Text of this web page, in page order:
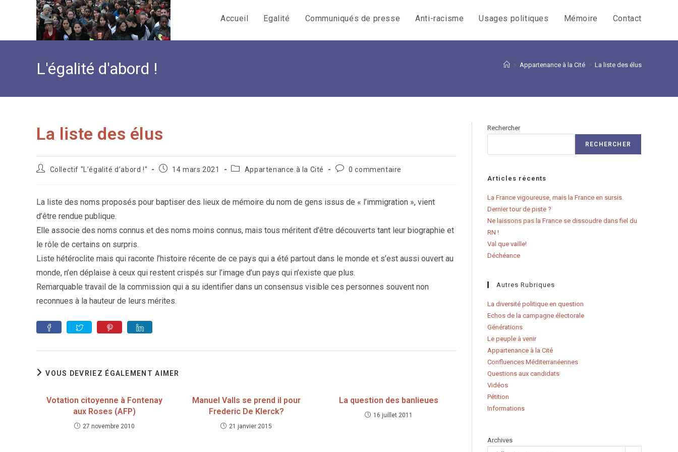
Accueil Egalité Communiqués de presse Anti-racisme Usages politiques Mémoire Contact
L'égalité d'abord ! > Appartenance à la Cité > La liste des élus
La liste des élus
Auteur/autrice
Collectif "L’égalité d’abord !"
Publication
14 mars 2021
PostAppartenance à la Cité
Commentaires
0 commentaire
La liste des noms proposés pour baptiser des lieux de mémoire du nom de gens issus de « l’immigration », vient
d’être rendue publique.
Elle associe des noms connus et des noms moins connus, mais tous méritent d’être découverts tant leur biographie et
le rôle de certains on surpris.
Liste hétéroclite mais qui raconte l’histoire récente de ce pays qui a été partout dans le monde et s’est aussi ouvert au
monde, n’en déplaise à ceux qui restent crispés sur l’image d’un pays qui n’existe que plus.
Remarquable travail de la commission qui a su identifier dans un consensus visible ces personnes souvent non
reconnues à la hauteur de leurs mérites.
VOUS DEVRIEZ ÉGALEMENT AIMER
Votation citoyenne à Fontenay
aux Roses (AFP)
27 novembre 2010
Manuel Valls se prend il pour
Frederic De Klerck?
21 janvier 2015
La question des banlieues
16 juillet 2011
Rechercher
RECHERCHER
Articles récents
La France vigoureuse, mais la France en sursis.
Dernier tour de piste ?
Ne laissons pas la France se dissoudre dans fiel du
RN !
Val que vaille!
Déchéance
Autres Rubriques
La diversité politique en question
Echos de la campagne électorale
Générations
Le peuple à venir
Appartenance à la Cité
Confluences Méditerranéennes
Questions aux candidats
Vidéos
Pétition
Informations
Archives